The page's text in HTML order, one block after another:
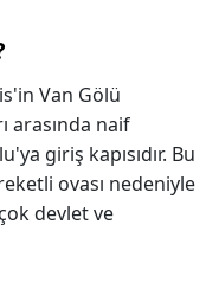
Van Gölü
arasında naif
giriş kapısıdır. Bu
ovası nedeniyle
devlet ve